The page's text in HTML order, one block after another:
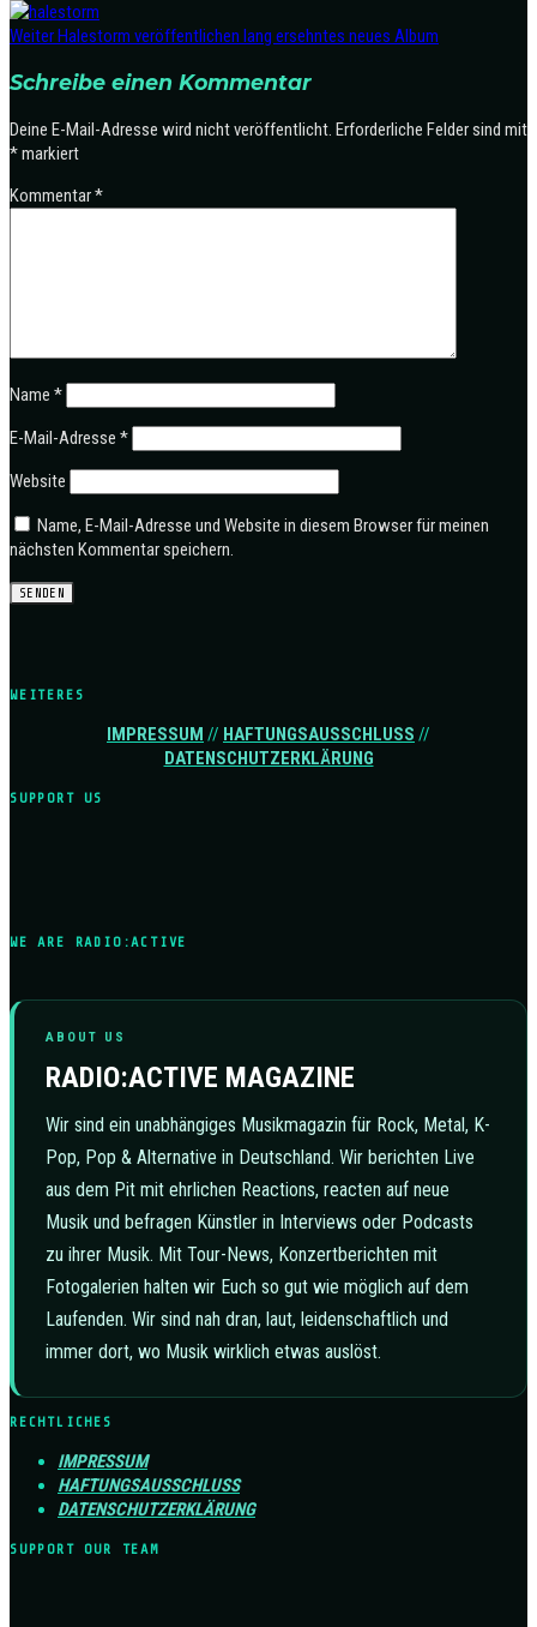
WeiterHalestorm veröffentlichen lang ersehntes neues Album
Schreibe einen Kommentar
Deine E-Mail-Adresse wird nicht veröffentlicht. Erforderliche Felder sind mit
*markiert
Kommentar*
Name *
E-Mail-Adresse *
Website
Name, E-Mail-Adresse und Website in diesem Browser für meinen
nächsten Kommentar speichern.
WEITERES
IMPRESSUM // HAFTUNGSAUSSCHLUSS //
DATENSCHUTZERKLÄRUNG
SUPPORT US
WE ARE RADIO:ACTIVE
ABOUT US
RADIO:ACTIVE MAGAZINE
Wir sind ein unabhängiges Musikmagazin für Rock, Metal, K-
Pop, Pop & Alternative in Deutschland. Wir berichten Live
aus dem Pit mit ehrlichen Reactions, reacten auf neue
Musik und befragen Künstler in Interviews oder Podcasts
zu ihrer Musik. Mit Tour-News, Konzertberichten mit
Fotogalerien halten wir Euch so gut wie möglich auf dem
Laufenden. Wir sind nah dran, laut, leidenschaftlich und
immer dort, wo Musik wirklich etwas auslöst.
RECHTLICHES
IMPRESSUM
HAFTUNGSAUSSCHLUSS
DATENSCHUTZERKLÄRUNG
SUPPORT OUR TEAM